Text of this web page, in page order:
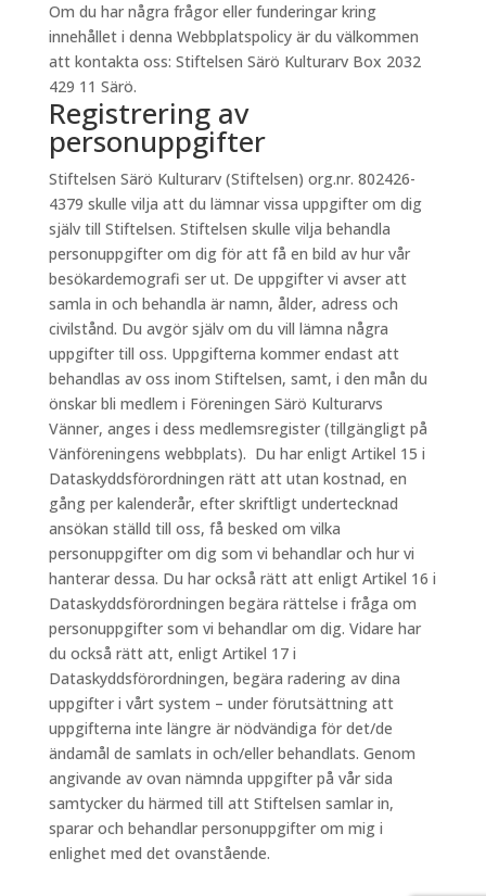
Om du har några frågor eller funderingar kring
innehållet i denna Webbplatspolicy är du välkommen
att kontakta oss: Stiftelsen Särö Kulturarv Box 2032
429 11 Särö.
Registrering av
personuppgifter
Stiftelsen Särö Kulturarv (Stiftelsen) org.nr. 802426-
4379 skulle vilja att du lämnar vissa uppgifter om dig
själv till Stiftelsen. Stiftelsen skulle vilja behandla
personuppgifter om dig för att få en bild av hur vår
besökardemografi ser ut. De uppgifter vi avser att
samla in och behandla är namn, ålder, adress och
civilstånd. Du avgör själv om du vill lämna några
uppgifter till oss. Uppgifterna kommer endast att
behandlas av oss inom Stiftelsen, samt, i den mån du
önskar bli medlem i Föreningen Särö Kulturarvs
Vänner, anges i dess medlemsregister (tillgängligt på
Vänföreningens webbplats). Du har enligt Artikel 15 i
Dataskyddsförordningen rätt att utan kostnad, en
gång per kalenderår, efter skriftligt undertecknad
ansökan ställd till oss, få besked om vilka
personuppgifter om dig som vi behandlar och hur vi
hanterar dessa. Du har också rätt att enligt Artikel 16 i
Dataskyddsförordningen begära rättelse i fråga om
personuppgifter som vi behandlar om dig. Vidare har
du också rätt att, enligt Artikel 17 i
Dataskyddsförordningen, begära radering av dina
uppgifter i vårt system – under förutsättning att
uppgifterna inte längre är nödvändiga för det/de
ändamål de samlats in och/eller behandlats. Genom
angivande av ovan nämnda uppgifter på vår sida
samtycker du härmed till att Stiftelsen samlar in,
sparar och behandlar personuppgifter om mig i
enlighet med det ovanstående.